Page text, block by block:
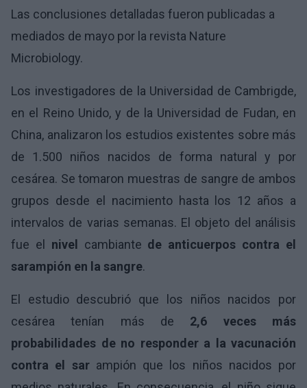
Las conclusiones detalladas fueron publicadas a
mediados de mayo por la revista Nature
Microbiology.
Los investigadores de la Universidad de Cambrigde,
en el Reino Unido, y de la Universidad de Fudan, en
China, analizaron los estudios existentes sobre más
de 1.500 niños nacidos de forma natural y por
cesárea. Se tomaron muestras de sangre de ambos
grupos desde el nacimiento hasta los 12 años a
intervalos de varias semanas. El objeto del análisis
fue el nivel cambiante de anticuerpos contra el
sarampión en la sangre.
El estudio descubrió que los niños nacidos por
cesárea tenían más de 2,6 veces más
probabilidades de no responder a la vacunación
contra el sarampión que los niños nacidos por